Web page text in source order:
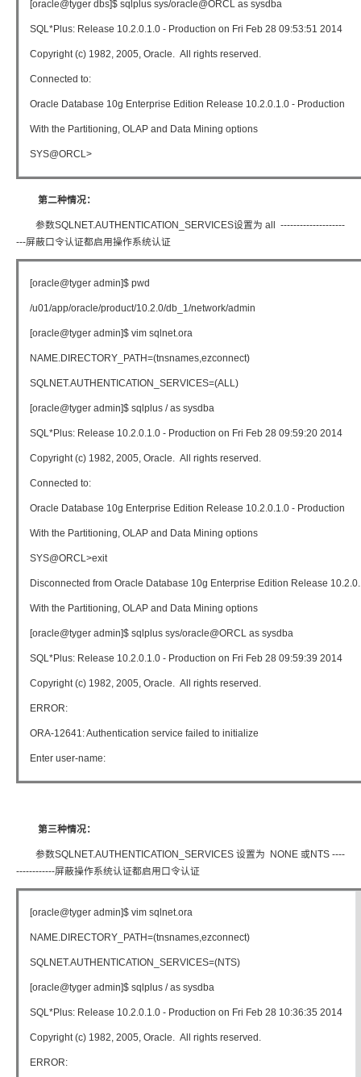
[oracle@tyger dbs]$ sqlplus sys/oracle@ORCL as sysdba
SQL*Plus: Release 10.2.0.1.0 - Production on Fri Feb 28 09:53:51 2014
Copyright (c) 1982, 2005, Oracle. All rights reserved.
Connected to:
Oracle Database 10g Enterprise Edition Release 10.2.0.1.0 - Production
With the Partitioning, OLAP and Data Mining options
SYS@ORCL>
第二种情况：
参数SQLNET.AUTHENTICATION_SERVICES设置为 all --------------------
---屏蔽口令认证都启用操作系统认证
[oracle@tyger admin]$ pwd
/u01/app/oracle/product/10.2.0/db_1/network/admin
[oracle@tyger admin]$ vim sqlnet.ora
NAME.DIRECTORY_PATH=(tnsnames,ezconnect)
SQLNET.AUTHENTICATION_SERVICES=(ALL)
[oracle@tyger admin]$ sqlplus / as sysdba
SQL*Plus: Release 10.2.0.1.0 - Production on Fri Feb 28 09:59:20 2014
Copyright (c) 1982, 2005, Oracle. All rights reserved.
Connected to:
Oracle Database 10g Enterprise Edition Release 10.2.0.1.0 - Production
With the Partitioning, OLAP and Data Mining options
SYS@ORCL>exit
Disconnected from Oracle Database 10g Enterprise Edition Release
With the Partitioning, OLAP and Data Mining options
[oracle@tyger admin]$ sqlplus sys/oracle@ORCL as sysdba
SQL*Plus: Release 10.2.0.1.0 - Production on Fri Feb 28 09:59:39 2014
Copyright (c) 1982, 2005, Oracle. All rights reserved.
ERROR:
ORA-12641: Authentication service failed to initialize
Enter user-name:
第三种情况：
参数SQLNET.AUTHENTICATION_SERVICES 设置为 NONE 或NTS ----
------------屏蔽操作系统认证都启用口令认证
[oracle@tyger admin]$ vim sqlnet.ora
NAME.DIRECTORY_PATH=(tnsnames,ezconnect)
SQLNET.AUTHENTICATION_SERVICES=(NTS)
[oracle@tyger admin]$ sqlplus / as sysdba
SQL*Plus: Release 10.2.0.1.0 - Production on Fri Feb 28 10:36:35 2014
Copyright (c) 1982, 2005, Oracle. All rights reserved.
ERROR: